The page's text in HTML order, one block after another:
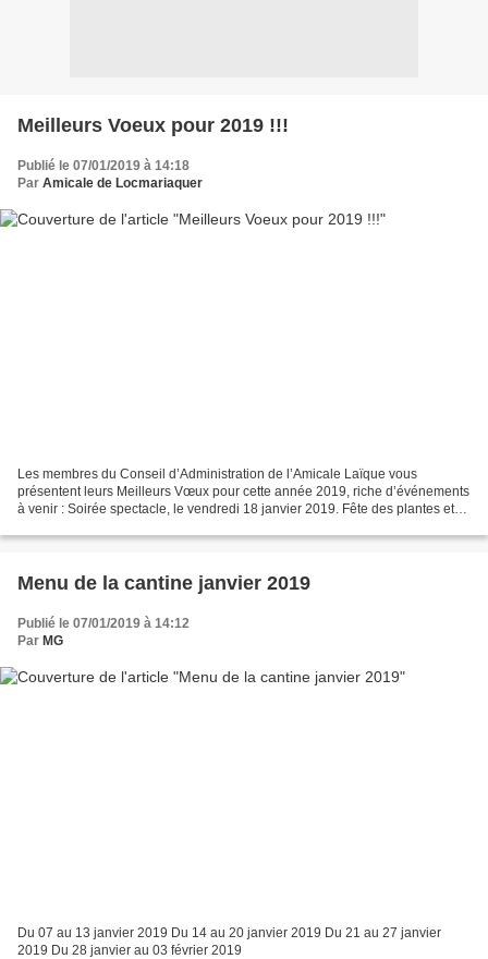
Meilleurs Voeux pour 2019 !!!
Publié le 07/01/2019 à 14:18
Par Amicale de Locmariaquer
Les membres du Conseil d’Administration de l’Amicale Laïque vous
présentent leurs Meilleurs Vœux pour cette année 2019, riche d’événements
à venir : Soirée spectacle, le vendredi 18 janvier 2019. Fête des plantes et
Menu de la cantine janvier 2019
Publié le 07/01/2019 à 14:12
Par MG
Du 07 au 13 janvier 2019 Du 14 au 20 janvier 2019 Du 21 au 27 janvier
2019 Du 28 janvier au 03 février 2019